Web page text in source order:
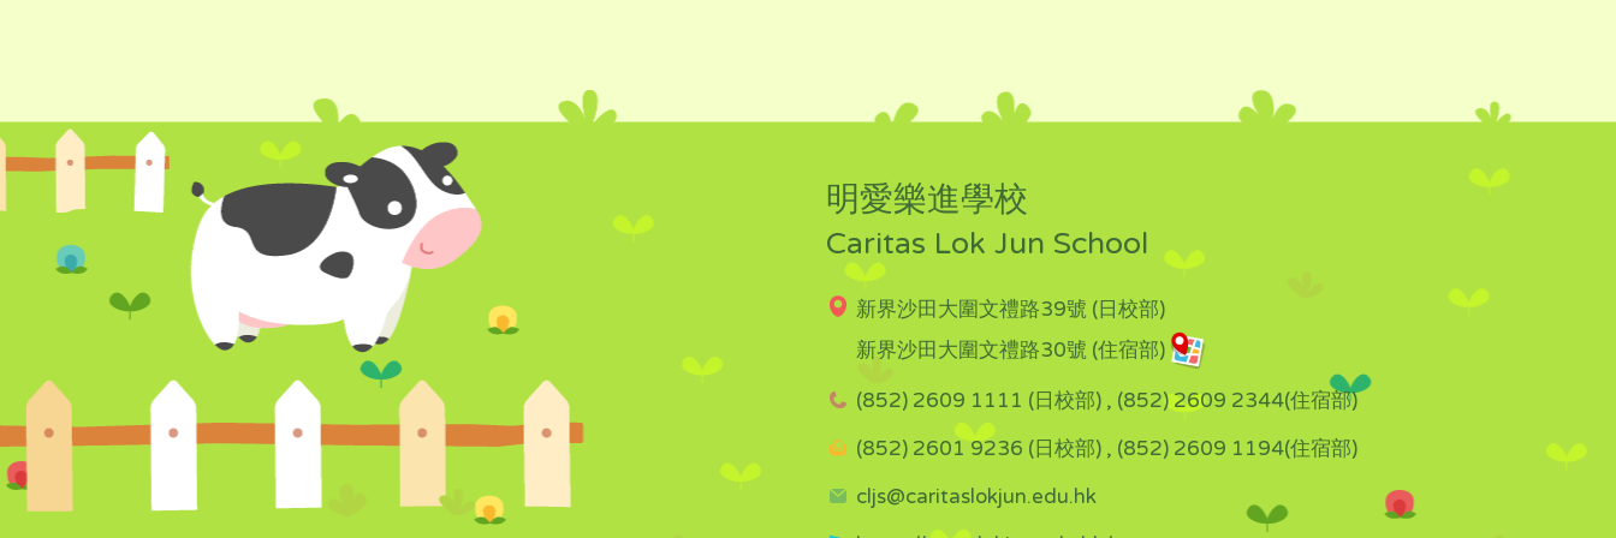
明愛樂進學校
Caritas Lok Jun School
新界沙田大圍文禮路39號 (日校部)
新界沙田大圍文禮路30號 (住宿部)
(852) 2609 1111 (日校部) , (852) 2609 2344(住宿部)
(852) 2601 9236 (日校部) , (852) 2609 1194(住宿部)
cljs@caritaslokjun.edu.hk